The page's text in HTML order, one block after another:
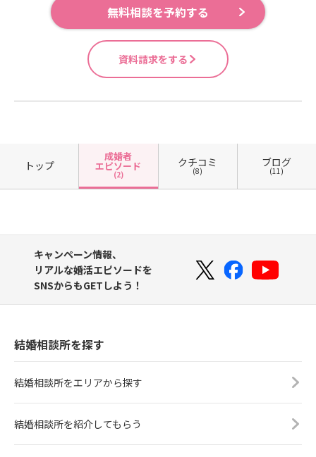
無料相談を予約する
資料請求をする
トップ
成婚者
エピソード
(2)
クチコミ
(8)
ブログ
(11)
キャンペーン情報、
リアルな婚活エピソードを
SNSからもGETしよう！
結婚相談所を探す
結婚相談所をエリアから探す
結婚相談所を紹介してもらう